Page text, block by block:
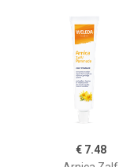
€ 7.48